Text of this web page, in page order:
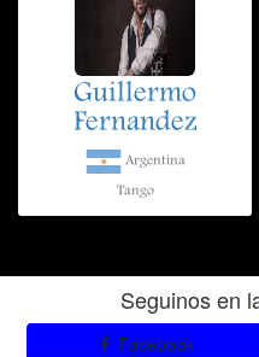
Guillermo
Fernandez
Argentina
Tango
Seguinos en
Facebook